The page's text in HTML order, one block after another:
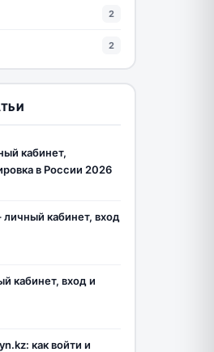
2
2
кабинет,
в России 2026
кабинет, вход
кабинет, вход и
как войти и